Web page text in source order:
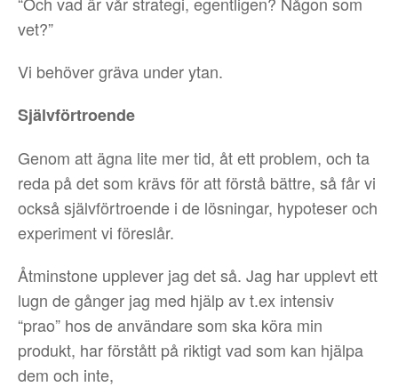
vet?”
Vi behöver gräva under ytan.
Självförtroende
Genom att ägna lite mer tid, åt ett problem, och ta
reda på det som krävs för att förstå bättre, så får vi
också självförtroende i de lösningar, hypoteser och
experiment vi föreslår.
Åtminstone upplever jag det så. Jag har upplevt ett
lugn de gånger jag med hjälp av t.ex intensiv
“prao” hos de användare som ska köra min
produkt, har förstått på riktigt vad som kan hjälpa
dem och inte,